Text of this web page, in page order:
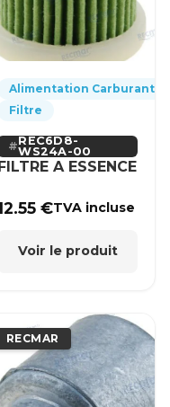
Alimentation Carburant
Filtre
REC6D8-
WS24A-00
A ESSENCE
€TVA incluse
Voir le produit
RECMAR